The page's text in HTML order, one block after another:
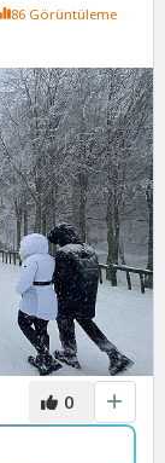
86 Görüntüleme
0